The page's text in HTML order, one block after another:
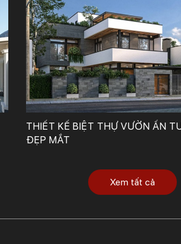
THIẾT KẾ BIỆT THỰ VƯỜN ẤN
ĐẸP MẮT
Xem tất cả